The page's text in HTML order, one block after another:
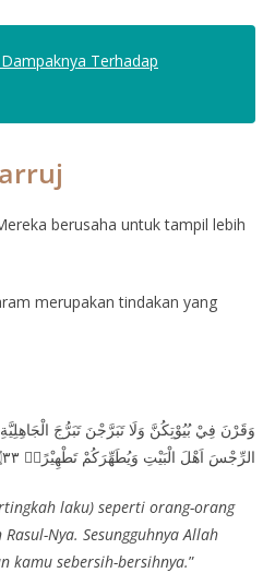
Terhadap
berusaha untuk tampil lebih
merupakan tindakan yang
وَقَرْنَ فِيْ بُيُوْتِكُنَّ وَلَا تَبَرَّجْنَ تَبَرُّجَ
الرِّجْسَ اَهْلَ الْبَيْتِ وَيُطَهِّرَكُمْ تَطْهِيْرًاۚ ۝٣٣
laku) seperti orang-orang
Nya. Sesungguhnya Allah
kamu sebersih-bersihnya.”